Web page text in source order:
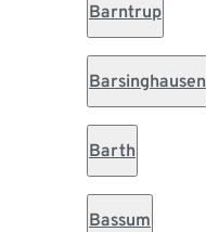
Barntrup
Barsinghausen
Barth
Bassum